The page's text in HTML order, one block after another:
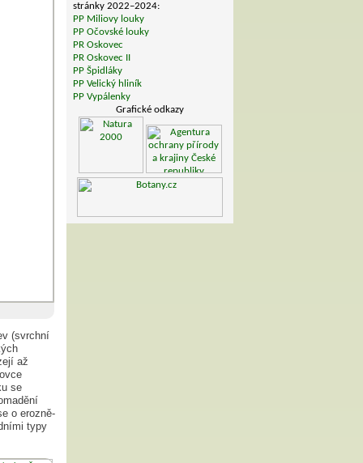
(svrchní
až
se
o erozně-
typy
stránky 2022–2024:
PP Miliovy louky
PP Očovské louky
PR Oskovec
PR Oskovec II
PP Špidláky
PP Velický hliník
PP Vypálenky
Grafické odkazy